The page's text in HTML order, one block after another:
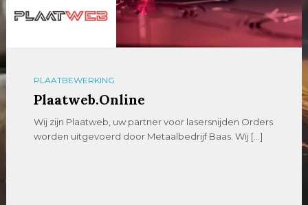
PLAATBEWERKING
Plaatweb.Online
Wij zijn Plaatweb, uw partner voor lasersnijden Orders
worden uitgevoerd door Metaalbedrijf Baas. Wij […]